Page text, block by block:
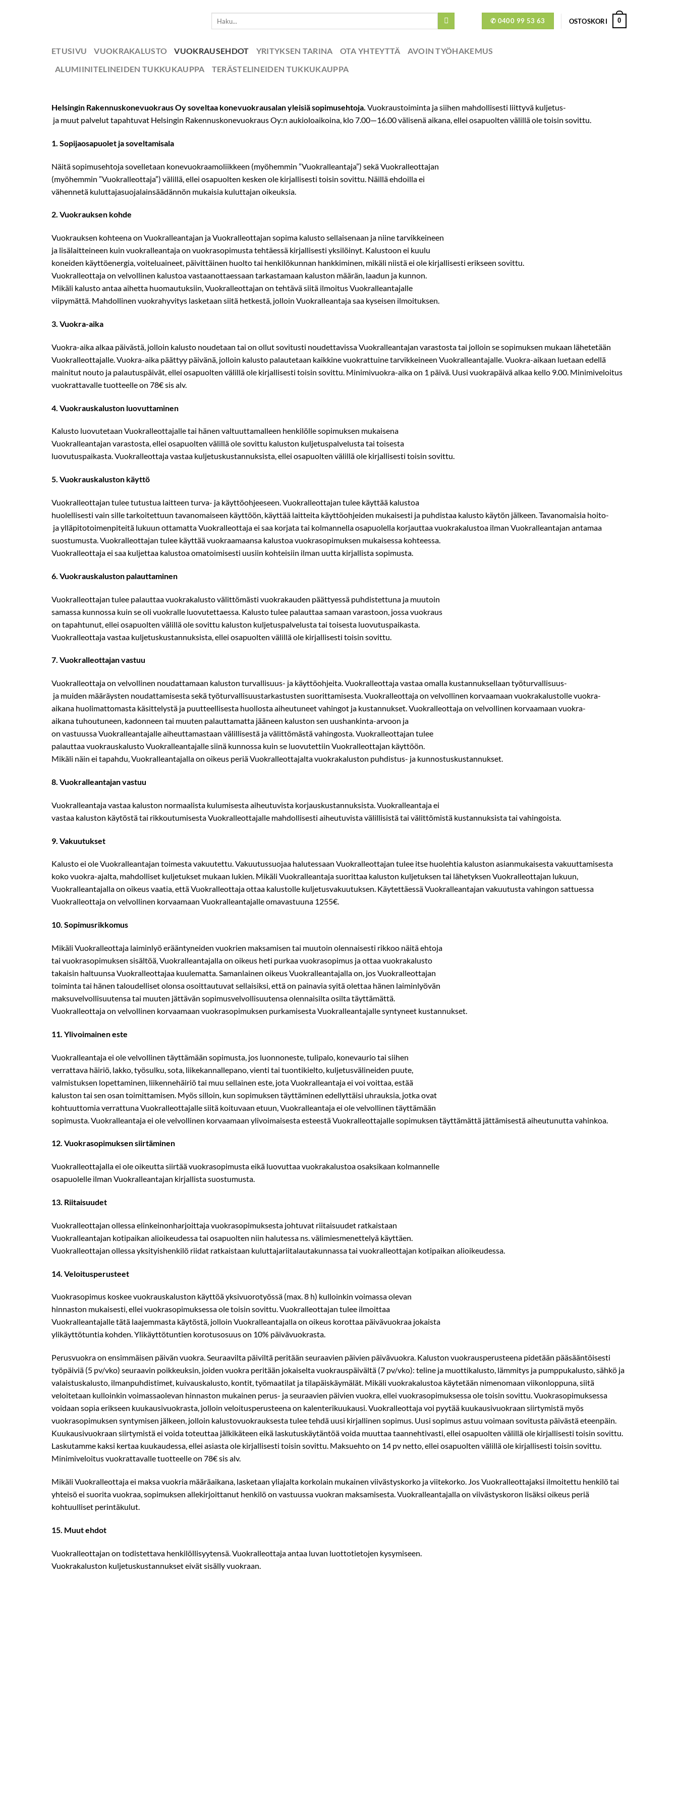
✆ 0400 99 53 63 OSTOSKORI 0
ETUSIVU VUOKRAKALUSTO VUOKRAUSEHDOT YRITYKSEN TARINA OTA YHTEYTTÄ
AVOIN TYÖHAKEMUS
ALUMIINITELINEIDEN TUKKUKAUPPA
TERÄSTELINEIDEN TUKKUKAUPPA
Helsingin Rakennuskonevuokraus Oy soveltaa konevuokrausalan yleisiä sopimusehtoja. Vuokraustoiminta ja siihen mahdollisesti liittyvä kuljetus­
ja muut palvelut tapahtuvat Helsingin Rakennuskonevuokraus Oy:n aukioloaikoina, klo 7.00—16.00 välisenä aikana, ellei osapuolten välillä ole toisin sovittu.
1.​ Sopijaosapuolet ja soveltamisala
Näitä sopimusehtoja sovelletaan konevuokraamoliikkeen (myöhemmin ”Vuokralleantaja”) sekä Vuokralleottajan
(myöhemmin ”Vuokralleottaja”) välillä, ellei osapuolten kesken ole kirjallisesti toisin sovittu. Näillä ehdoilla ei
vähennetä kuluttajasuojalainsäädännön mukaisia kuluttajan oikeuksia.
2.​ Vuokrauksen kohde
Vuokrauksen kohteena on Vuokralleantajan ja Vuokralleottajan sopima kalusto sellaisenaan ja niine tarvikkeineen
ja lisälaitteineen kuin vuokralleantaja on vuokrasopimusta tehtäessä kirjallisesti yksilöinyt. Kalustoon ei kuulu
koneiden käyttöenergia, voiteluaineet, päivittäinen huolto tai henkilökunnan hankkiminen, mikäli niistä ei ole kirjallisesti erikseen sovittu.
Vuokralleottaja on velvollinen kalustoa vastaanottaessaan tarkastamaan kaluston määrän, laadun ja kunnon.
Mikäli kalusto antaa aihetta huomautuksiin, Vuokralleottajan on tehtävä siitä ilmoitus Vuokralleantajalle
viipymättä. Mahdollinen vuokrahyvitys lasketaan siitä hetkestä, jolloin Vuokralleantaja saa kyseisen ilmoituksen.
3.​ Vuokra­-aika
Vuokra-­aika alkaa päivästä, jolloin kalusto noudetaan tai on ollut sovitusti noudettavissa Vuokralleantajan varastosta tai jolloin se sopimuksen mukaan lähetetään
Vuokralleottajalle. Vuokra-­aika päättyy päivänä, jolloin kalusto palautetaan kaikkine vuokrattuine tarvikkeineen Vuokralleantajalle. Vuokra-­aikaan luetaan edellä
mainitut nouto­ ja palautuspäivät, ellei osapuolten välillä ole kirjallisesti toisin sovittu. Minimivuokra-­aika on 1 päivä. Uusi vuokrapäivä alkaa kello 9.00. Minimiveloitus
vuokrattavalle tuotteelle on 78€ sis alv.
4.​ Vuokrauskaluston luovuttaminen
Kalusto luovutetaan Vuokralleottajalle tai hänen valtuuttamalleen henkilölle sopimuksen mukaisena
Vuokralleantajan varastosta, ellei osapuolten välillä ole sovittu kaluston kuljetuspalvelusta tai toisesta
luovutuspaikasta. Vuokralleottaja vastaa kuljetuskustannuksista, ellei osapuolten välillä ole kirjallisesti toisin sovittu.
5.​ Vuokrauskaluston käyttö
Vuokralleottajan tulee tutustua laitteen turva­- ja käyttöohjeeseen. Vuokralleottajan tulee käyttää kalustoa
huolellisesti vain sille tarkoitettuun tavanomaiseen käyttöön, käyttää laitteita käyttöohjeiden mukaisesti ja puhdistaa kalusto käytön jälkeen. Tavanomaisia hoito­
ja ylläpitotoimenpiteitä lukuun ottamatta Vuokralleottaja ei saa korjata tai kolmannella osapuolella korjauttaa vuokrakalustoa ilman Vuokralleantajan antamaa
suostumusta. Vuokralleottajan tulee käyttää vuokraamaansa kalustoa vuokrasopimuksen mukaisessa kohteessa.
Vuokralleottaja ei saa kuljettaa kalustoa omatoimisesti uusiin kohteisiin ilman uutta kirjallista sopimusta.
6.​ Vuokrauskaluston palauttaminen
Vuokralleottajan tulee palauttaa vuokrakalusto välittömästi vuokrakauden päättyessä puhdistettuna ja muutoin
samassa kunnossa kuin se oli vuokralle luovutettaessa. Kalusto tulee palauttaa samaan varastoon, jossa vuokraus
on tapahtunut, ellei osapuolten välillä ole sovittu kaluston kuljetuspalvelusta tai toisesta luovutuspaikasta.
Vuokralleottaja vastaa kuljetuskustannuksista, ellei osapuolten välillä ole kirjallisesti toisin sovittu.
7.​ Vuokralleottajan vastuu
Vuokralleottaja on velvollinen noudattamaan kaluston turvallisuus­- ja käyttöohjeita. Vuokralleottaja vastaa omalla kustannuksellaan työturvallisuus­
ja muiden määräysten noudattamisesta sekä työturvallisuustarkastusten suorittamisesta. Vuokralleottaja on velvollinen korvaamaan vuokrakalustolle vuokra­
aikana huolimattomasta käsittelystä ja puutteellisesta huollosta aiheutuneet vahingot ja kustannukset. Vuokralleottaja on velvollinen korvaamaan vuokra­
aikana tuhoutuneen, kadonneen tai muuten palauttamatta jääneen kaluston sen uushankinta­-arvoon ja
on vastuussa Vuokralleantajalle aiheuttamastaan välillisestä ja välittömästä vahingosta. Vuokralleottajan tulee
palauttaa vuokrauskalusto Vuokralleantajalle siinä kunnossa kuin se luovutettiin Vuokralleottajan käyttöön.
Mikäli näin ei tapahdu, Vuokralleantajalla on oikeus periä Vuokralleottajalta vuokrakaluston puhdistus-­ ja kunnostuskustannukset.
8.​ Vuokralleantajan vastuu
Vuokralleantaja vastaa kaluston normaalista kulumisesta aiheutuvista korjauskustannuksista. Vuokralleantaja ei
vastaa kaluston käytöstä tai rikkoutumisesta Vuokralleottajalle mahdollisesti aiheutuvista välillisistä tai välittömistä kustannuksista tai vahingoista.
9.​ Vakuutukset
Kalusto ei ole Vuokralleantajan toimesta vakuutettu. Vakuutussuojaa halutessaan Vuokralleottajan tulee itse huolehtia kaluston asianmukaisesta vakuuttamisesta
koko vuokra­-ajalta, mahdolliset kuljetukset mukaan lukien. Mikäli Vuokralleantaja suorittaa kaluston kuljetuksen tai lähetyksen Vuokralleottajan lukuun,
Vuokralleantajalla on oikeus vaatia, että Vuokralleottaja ottaa kalustolle kuljetusvakuutuksen. Käytettäessä Vuokralleantajan vakuutusta vahingon sattuessa
Vuokralleottaja on velvollinen korvaamaan Vuokralleantajalle omavastuuna 1255€.
10.​ Sopimusrikkomus
Mikäli Vuokralleottaja laiminlyö erääntyneiden vuokrien maksamisen tai muutoin olennaisesti rikkoo näitä ehtoja
tai vuokrasopimuksen sisältöä, Vuokralleantajalla on oikeus heti purkaa vuokrasopimus ja ottaa vuokrakalusto
takaisin haltuunsa Vuokralleottajaa kuulematta. Samanlainen oikeus Vuokralleantajalla on, jos Vuokralleottajan
toiminta tai hänen taloudelliset olonsa osoittautuvat sellaisiksi, että on painavia syitä olettaa hänen laiminlyövän
maksuvelvollisuutensa tai muuten jättävän sopimusvelvollisuutensa olennaisilta osilta täyttämättä.
Vuokralleottaja on velvollinen korvaamaan vuokrasopimuksen purkamisesta Vuokralleantajalle syntyneet kustannukset.
11.​ Ylivoimainen este
Vuokralleantaja ei ole velvollinen täyttämään sopimusta, jos luonnoneste, tulipalo, konevaurio tai siihen
verrattava häiriö, lakko, työsulku, sota, liikekannallepano, vienti­ tai tuontikielto, kuljetusvälineiden puute,
valmistuksen lopettaminen, liikennehäiriö tai muu sellainen este, jota Vuokralleantaja ei voi voittaa, estää
kaluston tai sen osan toimittamisen. Myös silloin, kun sopimuksen täyttäminen edellyttäisi uhrauksia, jotka ovat
kohtuuttomia verrattuna Vuokralleottajalle siitä koituvaan etuun, Vuokralleantaja ei ole velvollinen täyttämään
sopimusta. Vuokralleantaja ei ole velvollinen korvaamaan ylivoimaisesta esteestä Vuokralleottajalle sopimuksen täyttämättä jättämisestä aiheutunutta vahinkoa.
12.​ Vuokrasopimuksen siirtäminen
Vuokralleottajalla ei ole oikeutta siirtää vuokrasopimusta eikä luovuttaa vuokrakalustoa osaksikaan kolmannelle
osapuolelle ilman Vuokralleantajan kirjallista suostumusta.
13.​ Riitaisuudet
Vuokralleottajan ollessa elinkeinonharjoittaja vuokrasopimuksesta johtuvat riitaisuudet ratkaistaan
Vuokralleantajan kotipaikan alioikeudessa tai osapuolten niin halutessa ns. välimiesmenettelyä käyttäen.
Vuokralleottajan ollessa yksityishenkilö riidat ratkaistaan kuluttajariitalautakunnassa tai vuokralleottajan kotipaikan alioikeudessa.
14.​ Veloitusperusteet
Vuokrasopimus koskee vuokrauskaluston käyttöä yksivuorotyössä (max. 8 h) kulloinkin voimassa olevan
hinnaston mukaisesti, ellei vuokrasopimuksessa ole toisin sovittu. Vuokralleottajan tulee ilmoittaa
Vuokralleantajalle tätä laajemmasta käytöstä, jolloin Vuokralleantajalla on oikeus korottaa päivävuokraa jokaista
ylikäyttötuntia kohden. Ylikäyttötuntien korotusosuus on 10% päivävuokrasta.
Perusvuokra on ensimmäisen päivän vuokra. Seuraavilta päiviltä peritään seuraavien päivien päivävuokra. Kaluston vuokrausperusteena pidetään pääsääntöisesti
työpäiviä (5 pv/vko) seuraavin poikkeuksin, joiden vuokra peritään jokaiselta vuokrauspäivältä (7 pv/vko): teline­ ja muottikalusto, lämmitys­ ja pumppukalusto, sähkö­ ja
valaistuskalusto, ilmanpuhdistimet, kuivauskalusto, kontit, työmaatilat ja tilapäiskäymälät. Mikäli vuokrakalustoa käytetään nimenomaan viikonloppuna, siitä
veloitetaan kulloinkin voimassaolevan hinnaston mukainen perus-­ ja seuraavien päivien vuokra, ellei vuokrasopimuksessa ole toisin sovittu. Vuokrasopimuksessa
voidaan sopia erikseen kuukausivuokrasta, jolloin veloitusperusteena on kalenterikuukausi. Vuokralleottaja voi pyytää kuukausivuokraan siirtymistä myös
vuokrasopimuksen syntymisen jälkeen, jolloin kalustovuokrauksesta tulee tehdä uusi kirjallinen sopimus. Uusi sopimus astuu voimaan sovitusta päivästä eteenpäin.
Kuukausivuokraan siirtymistä ei voida toteuttaa jälkikäteen eikä laskutuskäytäntöä voida muuttaa taannehtivasti, ellei osapuolten välillä ole kirjallisesti toisin sovittu.
Laskutamme kaksi kertaa kuukaudessa, ellei asiasta ole kirjallisesti toisin sovittu. Maksuehto on 14 pv netto, ellei osapuolten välillä ole kirjallisesti toisin sovittu.
Minimiveloitus vuokrattavalle tuotteelle on 78€ sis alv.
Mikäli Vuokralleottaja ei maksa vuokria määräaikana, lasketaan yliajalta korkolain mukainen viivästyskorko ja viitekorko. Jos Vuokralleottajaksi ilmoitettu henkilö tai
yhteisö ei suorita vuokraa, sopimuksen allekirjoittanut henkilö on vastuussa vuokran maksamisesta. Vuokralleantajalla on viivästyskoron lisäksi oikeus periä
kohtuulliset perintäkulut.
15.​ Muut ehdot
Vuokralleottajan on todistettava henkilöllisyytensä. Vuokralleottaja antaa luvan luottotietojen kysymiseen.
Vuokrakaluston kuljetuskustannukset eivät sisälly vuokraan.